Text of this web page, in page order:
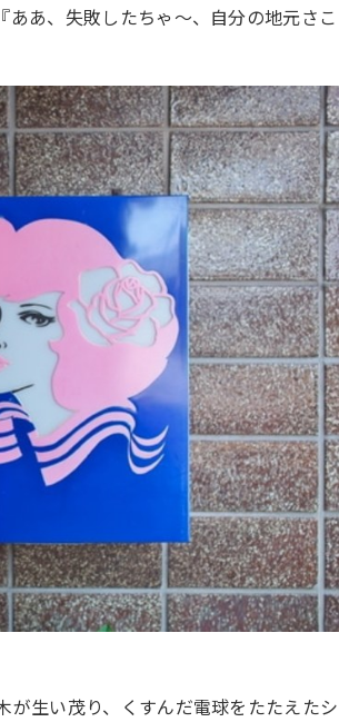
ああ、失敗したちゃ～、自分の地元さこ
が生い茂り、くすんだ電球をたたえたシ